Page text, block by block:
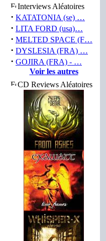
Interviews Aléatoires
· KATATONIA (se) …
· LITA FORD (usa)…
· MELTED SPACE (F…
· DYSLESIA (FRA) …
· GOJIRA (FRA) - …
Voir les autres
CD Reviews Aléatoires